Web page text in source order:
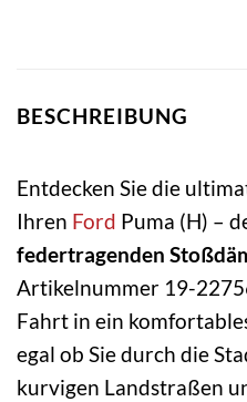
BESCHREIBUNG
Entdecken Sie die
Ihren Ford Puma (H) –
federtragenden
Artikelnummer 19-
Fahrt in ein
egal ob Sie durch die
kurvigen Landstraßen